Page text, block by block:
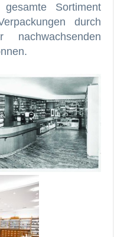
Sortiment
durch
nachwachsenden